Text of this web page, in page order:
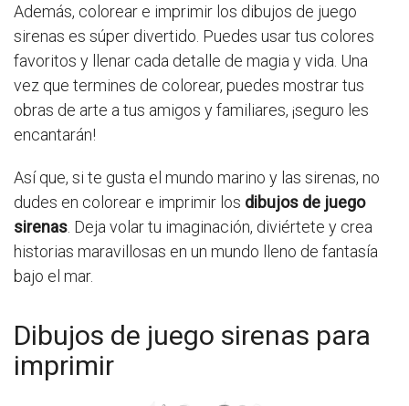
Además, colorear e imprimir los dibujos de juego
sirenas es súper divertido. Puedes usar tus colores
favoritos y llenar cada detalle de magia y vida. Una
vez que termines de colorear, puedes mostrar tus
obras de arte a tus amigos y familiares, ¡seguro les
encantarán!
Así que, si te gusta el mundo marino y las sirenas, no
dudes en colorear e imprimir los dibujos de juego
sirenas . Deja volar tu imaginación, diviértete y crea
historias maravillosas en un mundo lleno de fantasía
bajo el mar.
Dibujos de juego sirenas para
imprimir